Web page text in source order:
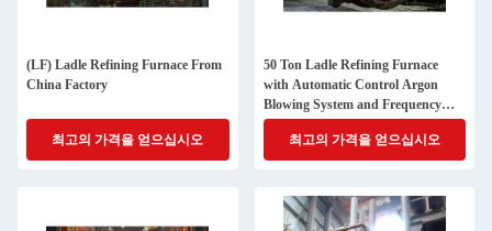
(LF) Ladle Refining Furnace From
China Factory
최고의 가격을 얻으십시오
50 Ton Ladle Refining Furnace
with Automatic Control Argon
Blowing System and Frequency
Control Ladle Car for Steel Making
Manufacture
최고의 가격을 얻으십시오